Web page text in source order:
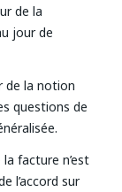
de la
jour de
de la notion
questions de
facture n’est
l’accord sur